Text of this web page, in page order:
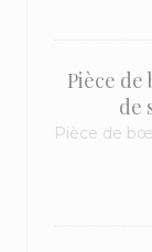
Pièce
de
Pièce de